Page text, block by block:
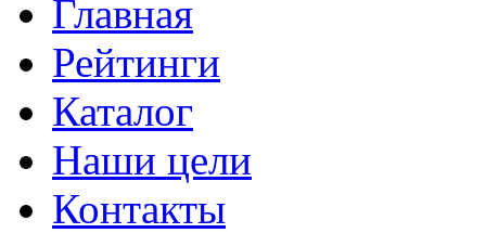
Главная
Рейтинги
Каталог
Наши цели
Контакты